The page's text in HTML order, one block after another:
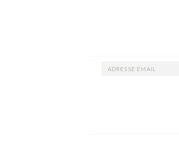
ADRESSE